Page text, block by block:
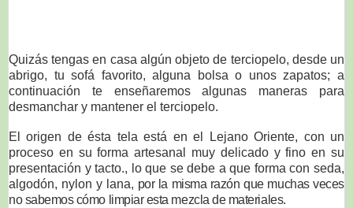
Quizás tengas en casa algún objeto de terciopelo, desde un
abrigo, tu sofá favorito, alguna bolsa o unos zapatos; a
continuación te enseñaremos algunas maneras para
desmanchar y mantener el terciopelo.
El origen de ésta tela está en el Lejano Oriente, con un
proceso en su forma artesanal muy delicado y fino en su
presentación y tacto., lo que se debe a que forma con seda,
algodón, nylon y lana, por la misma razón que muchas veces
no sabemos cómo limpiar esta mezcla de materiales.